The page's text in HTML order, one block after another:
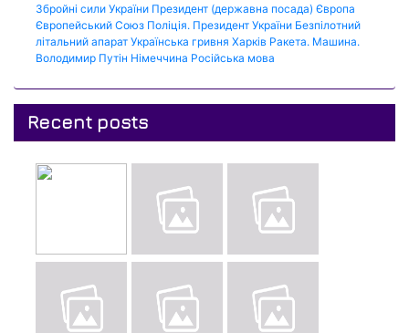
Збройні сили України Президент (державна посада) Європа
Європейський Союз Поліція. Президент України Безпілотний
літальний апарат Українська гривня Харків Ракета. Машина.
Володимир Путін Німеччина Російська мова
Recent posts